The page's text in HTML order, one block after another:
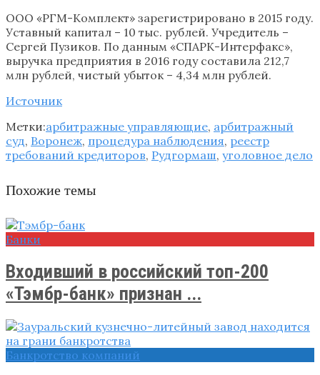
ООО «РГМ-Комплект» зарегистрировано в 2015 году.
Уставный капитал – 10 тыс. рублей. Учредитель –
Сергей Пузиков. По данным «СПАРК-Интерфакс»,
выручка предприятия в 2016 году составила 212,7
млн рублей, чистый убыток – 4,34 млн рублей.
Источник
Метки:арбитражные управляющие, арбитражный
суд, Воронеж, процедура наблюдения, реестр
требований кредиторов, Рудгормаш, уголовное дело
Похожие темы
Банки
Входивший в российский топ-200
«Тэмбр-банк» признан ...
Банкротство компаний